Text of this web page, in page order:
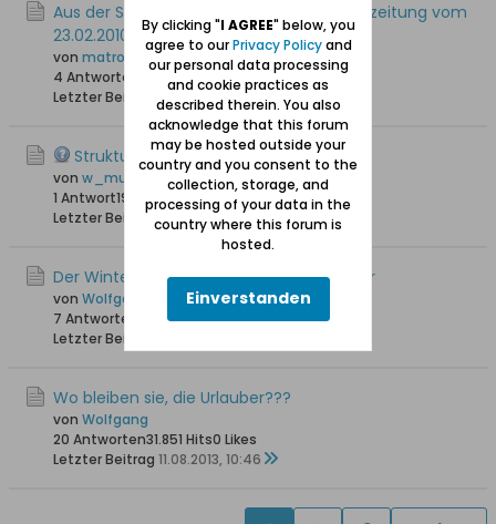
Aus der Schleswig-Holsteinischen Landeszeitung vom
23.02.2010
von matroe
4 Antworten
22.676 Hits
0 Likes
Letzter Beitrag
09.04.2014, 01:10
Struktur des Lebens um 1900
von w_mueller
1 Antwort19.611 Hits0 Likes
Letzter Beitrag 05.03.2014, 20:26
Der Winterhafen der Bodenwinkler Fischer
von Wolfgang
7 Antworten
25.876 Hits0 Likes
Letzter Beitrag
Wo bleiben sie, die Urlauber???
von Wolfgang
20 Antworten31.851 Hits0 Likes
Letzter Beitrag 11.08.2013, 10:46
By clicking "I AGREE" below, you
agree to ourPrivacy Policyand
our personal data processing
and cookie practices as
described therein. You also
acknowledge that this forum
may be hosted outside your
country and you consent to the
collection, storage, and
processing of your data in the
country where this forum is
hosted.
Einverstanden